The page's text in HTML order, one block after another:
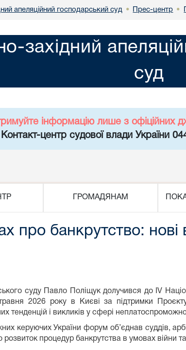
апеляційний господарський суд • Прес-центр •
західний
суд
інформацію лише з офіційних
центр судової влади України
ГРОМАДЯНАМ
про банкрутство: нові
суду Павло Поліщук долучився до IV
2026 року в Києві за підтримки
і викликів у сфері
керуючих України форум об’єднав суддів,
процедур банкрутства в умовах війни та